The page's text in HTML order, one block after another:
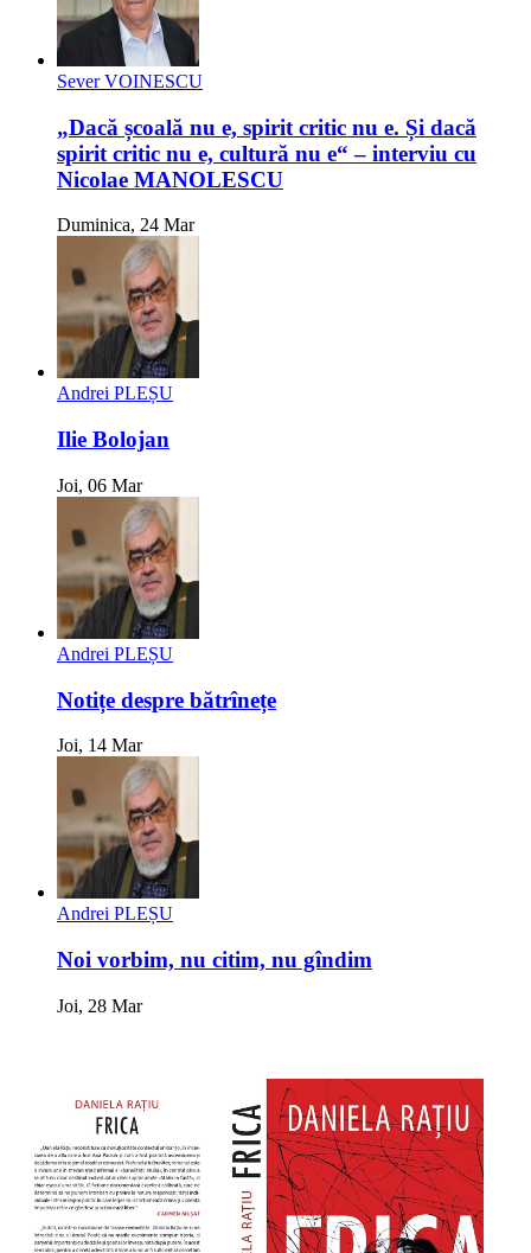
Sever VOINESCU
„Dacă școală nu e, spirit critic nu e. Și dacă
spirit critic nu e, cultură nu e“ – interviu cu
Nicolae MANOLESCU
Duminica, 24 Mar
Andrei PLEȘU
Ilie Bolojan
Joi, 06 Mar
Andrei PLEȘU
Notițe despre bătrînețe
Joi, 14 Mar
Andrei PLEȘU
Noi vorbim, nu citim, nu gîndim
Joi, 28 Mar